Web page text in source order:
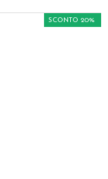
SCONTO 20%